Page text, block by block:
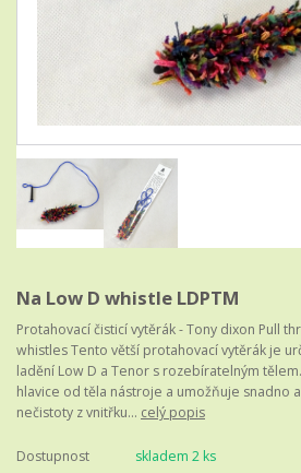
Na Low D whistle LDPTM
Protahovací čisticí vytěrák - Tony dixon Pull
whistles Tento větší protahovací vytěrák je
ladění Low D a Tenor s rozebíratelným
hlavice od těla nástroje a umožňuje snadno
nečistoty z vnitřku... celý popis
Dostupnost skladem 2 ks